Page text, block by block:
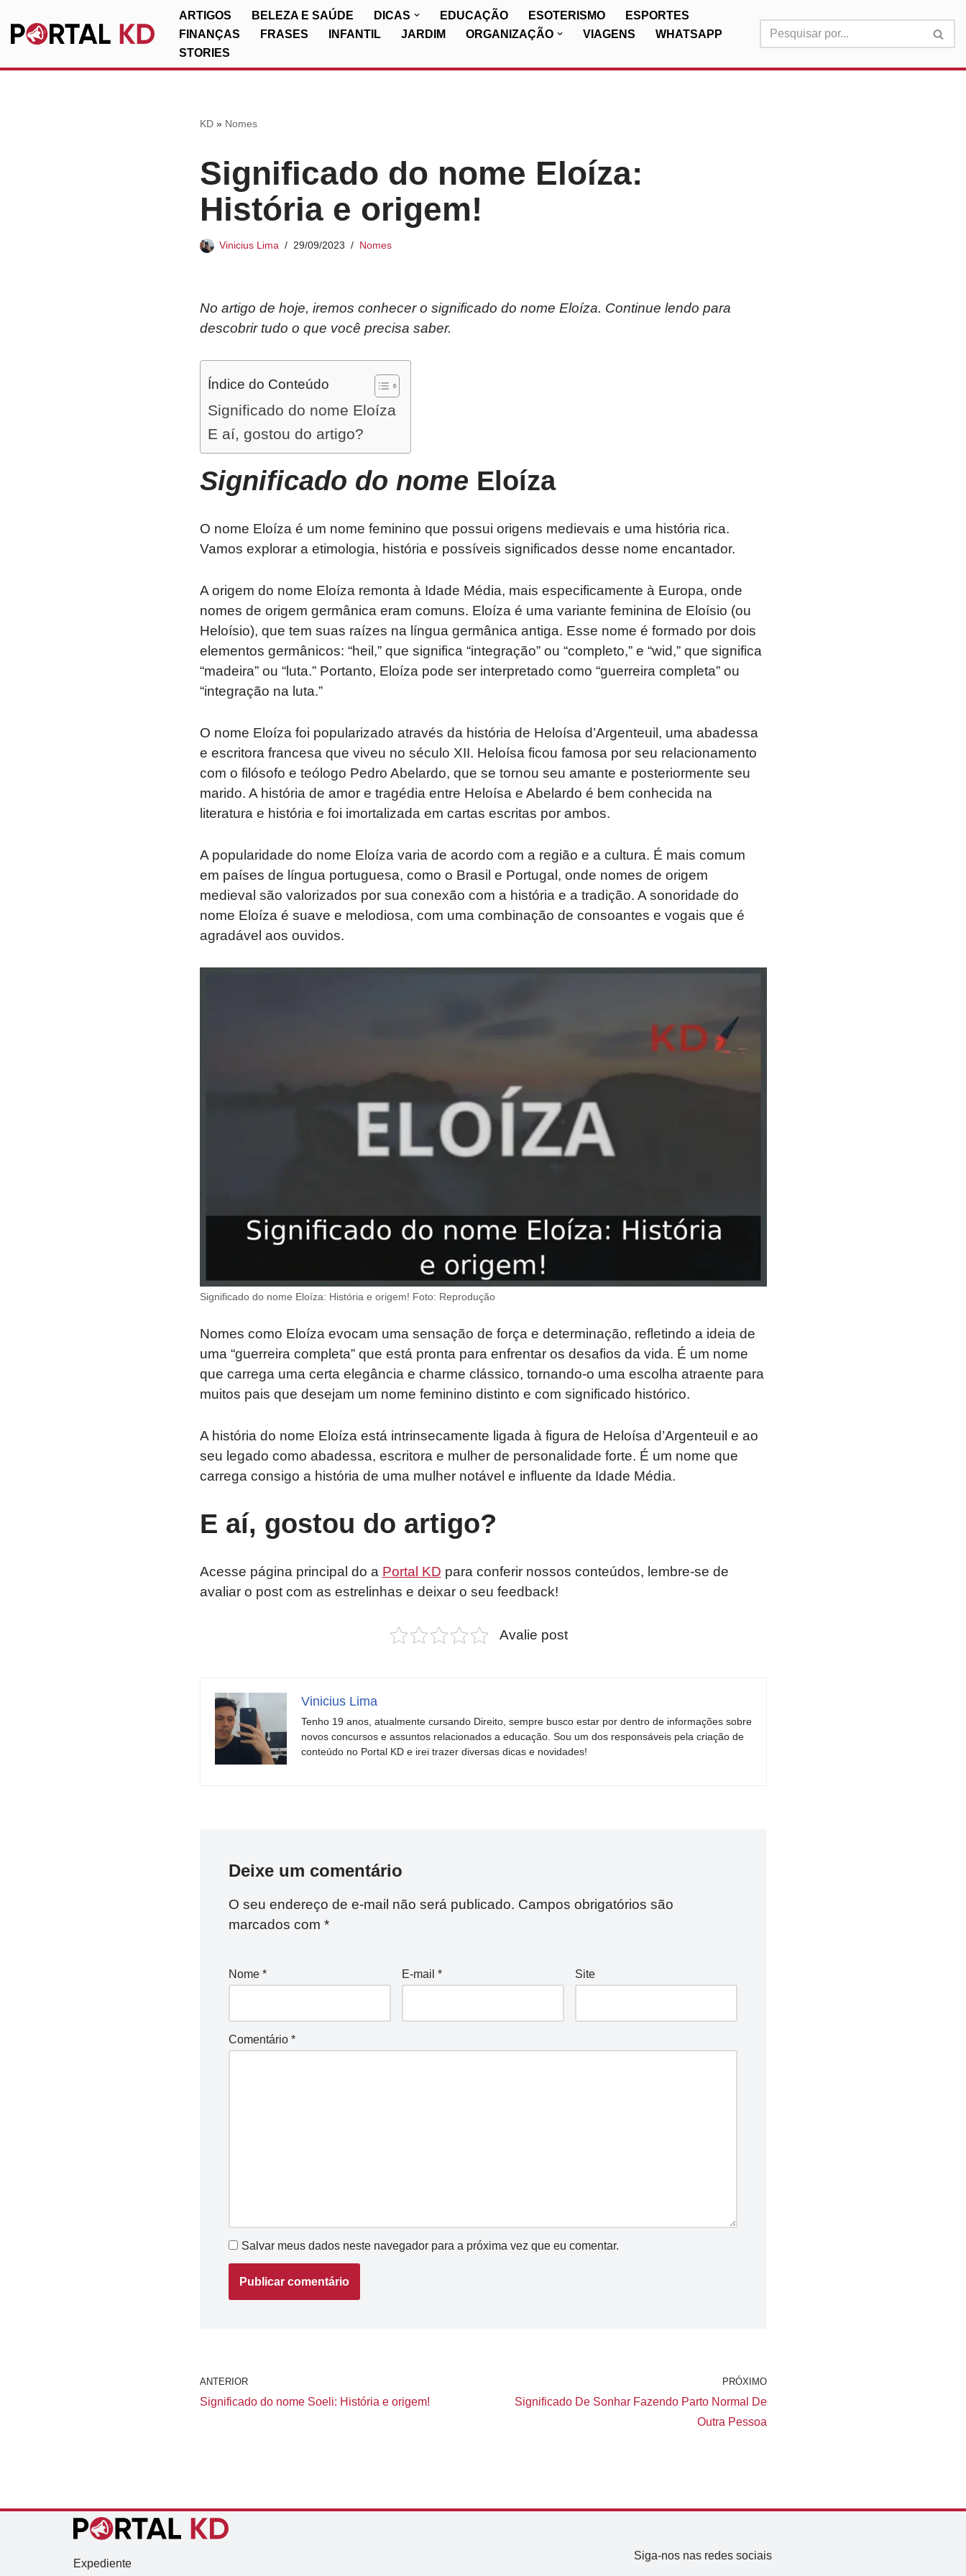
Pular
ARTIGOS BELEZA E SAÚDE DICAS EDUCAÇÃO ESOTERISMO
ESPORTES
FINANÇAS
FRASES INFANTIL JARDIM ORGANIZAÇÃO VIAGENS
WHATSAPP
STORIES
KD» Nomes
Significado do nome Eloíza:
História e origem!
Vinicius Lima 29/09/2023 Nomes
No artigo de hoje, iremos conhecer o significado do nome Eloíza. Continue lendo para
descobrir tudo o que você precisa saber.
Índice do Conteúdo
Significado do nome Eloíza
E aí, gostou do artigo?
Significado do nome Eloíza
O nome Eloíza é um nome feminino que possui origens medievais e uma história rica.
Vamos explorar a etimologia, história e possíveis significados desse nome encantador.
A origem do nome Eloíza remonta à Idade Média, mais especificamente à Europa, onde
nomes de origem germânica eram comuns. Eloíza é uma variante feminina de Eloísio (ou
Heloísio), que tem suas raízes na língua germânica antiga. Esse nome é formado por dois
elementos germânicos: “heil,” que significa “integração” ou “completo,” e “wid,” que significa
“madeira” ou “luta.” Portanto, Eloíza pode ser interpretado como “guerreira completa” ou
“integração na luta.”
O nome Eloíza foi popularizado através da história de Heloísa d’Argenteuil, uma abadessa
e escritora francesa que viveu no século XII. Heloísa ficou famosa por seu relacionamento
com o filósofo e teólogo Pedro Abelardo, que se tornou seu amante e posteriormente seu
marido. A história de amor e tragédia entre Heloísa e Abelardo é bem conhecida na
literatura e história e foi imortalizada em cartas escritas por ambos.
A popularidade do nome Eloíza varia de acordo com a região e a cultura. É mais comum
em países de língua portuguesa, como o Brasil e Portugal, onde nomes de origem
medieval são valorizados por sua conexão com a história e a tradição. A sonoridade do
nome Eloíza é suave e melodiosa, com uma combinação de consoantes e vogais que é
agradável aos ouvidos.
Significado do nome Eloíza: História e origem! Foto: Reprodução
Nomes como Eloíza evocam uma sensação de força e determinação, refletindo a ideia de
uma “guerreira completa” que está pronta para enfrentar os desafios da vida. É um nome
que carrega uma certa elegância e charme clássico, tornando-o uma escolha atraente para
muitos pais que desejam um nome feminino distinto e com significado histórico.
A história do nome Eloíza está intrinsecamente ligada à figura de Heloísa d’Argenteuil e ao
seu legado como abadessa, escritora e mulher de personalidade forte. É um nome que
carrega consigo a história de uma mulher notável e influente da Idade Média.
E aí, gostou do artigo?
Acesse página principal do a Portal KD para conferir nossos conteúdos, lembre-se de
avaliar o post com as estrelinhas e deixar o seu feedback!
Avalie post
Vinicius Lima
Tenho 19 anos, atualmente cursando Direito, sempre busco estar por dentro de informações sobre
novos concursos e assuntos relacionados a educação. Sou um dos responsáveis pela criação de
conteúdo no Portal KD e irei trazer diversas dicas e novidades!
Deixe um comentário
O seu endereço de e-mail não será publicado. Campos obrigatórios são
marcados com *
Nome * E-mail * Site
Comentário *
Salvar meus dados neste navegador para a próxima vez que eu comentar.
ANTERIOR
Significado do nome Soeli: História e origem!
PRÓXIMO
Significado De Sonhar Fazendo Parto Normal De
Outra Pessoa
Expediente
Siga-nos nas redes sociais